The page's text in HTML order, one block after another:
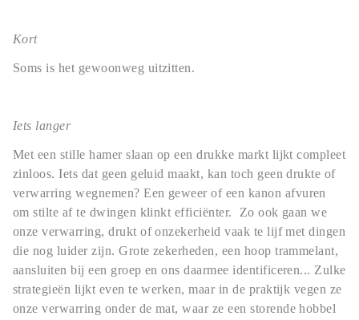
Kort
Soms is het gewoonweg uitzitten.
Iets langer
Met een stille hamer slaan op een drukke markt lijkt compleet
zinloos. Iets dat geen geluid maakt, kan toch geen drukte of
verwarring wegnemen? Een geweer of een kanon afvuren
om stilte af te dwingen klinkt efficiënter. Zo ook gaan we
onze verwarring, drukt of onzekerheid vaak te lijf met dingen
die nog luider zijn. Grote zekerheden, een hoop trammelant,
aansluiten bij een groep en ons daarmee identificeren... Zulke
strategieën lijkt even te werken, maar in de praktijk vegen ze
onze verwarring onder de mat, waar ze een storende hobbel